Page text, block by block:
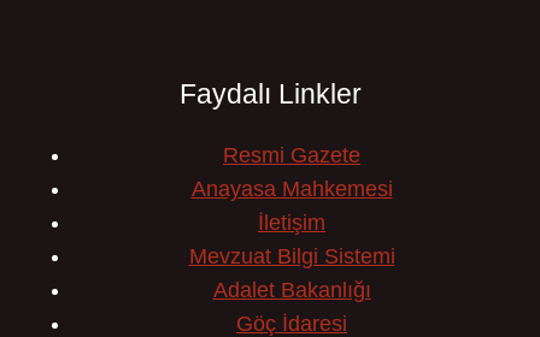
Faydalı Linkler
Resmi Gazete
Anayasa Mahkemesi
İletişim
Mevzuat Bilgi Sistemi
Adalet Bakanlığı
Göç İdaresi